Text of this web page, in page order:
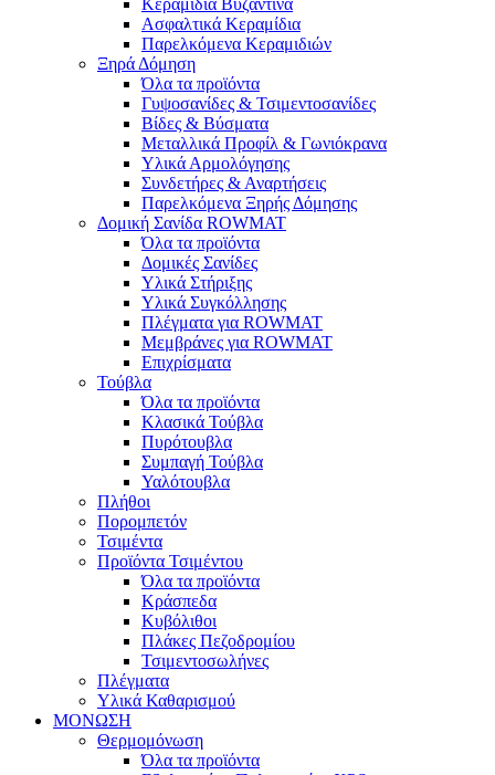
Ασφαλτικά Κεραμίδια
Παρελκόμενα Κεραμιδιών
Ξηρά Δόμηση
Όλα τα προϊόντα
Γυψοσανίδες & Τσιμεντοσανίδες
Βίδες & Βύσματα
Μεταλλικά Προφίλ & Γωνιόκρανα
Υλικά Αρμολόγησης
Συνδετήρες & Αναρτήσεις
Παρελκόμενα Ξηρής Δόμησης
Δομική Σανίδα ROWMAT
Όλα τα προϊόντα
Δομικές Σανίδες
Υλικά Στήριξης
Υλικά Συγκόλλησης
Πλέγματα για ROWMAT
Μεμβράνες για ROWMAT
Επιχρίσματα
Τούβλα
Όλα τα προϊόντα
Κλασικά Τούβλα
Πυρότουβλα
Συμπαγή Τούβλα
Υαλότουβλα
Πλήθοι
Πορομπετόν
Τσιμέντα
Προϊόντα Τσιμέντου
Όλα τα προϊόντα
Κράσπεδα
Κυβόλιθοι
Πλάκες Πεζοδρομίου
Τσιμεντοσωλήνες
Πλέγματα
Υλικά Καθαρισμού
ΜΟΝΩΣΗ
Θερμομόνωση
Όλα τα προϊόντα